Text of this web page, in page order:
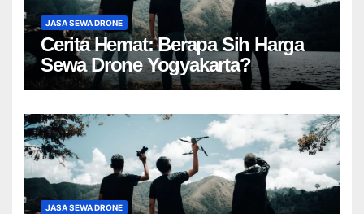
JASA SEWA DRONE
Cerita Hemat: Berapa Sih Harga
Sewa Drone Yogyakarta?
JASA SEWA DRONE